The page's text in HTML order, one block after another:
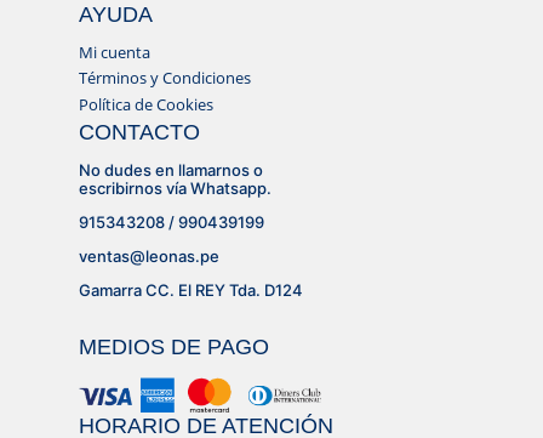
AYUDA
Mi cuenta
Términos y Condiciones
Política de Cookies
CONTACTO
No dudes en llamarnos o
escribirnos vía Whatsapp.
915343208 / 990439199
ventas@leonas.pe
Gamarra CC. El REY Tda. D124
MEDIOS DE PAGO
HORARIO DE ATENCIÓN